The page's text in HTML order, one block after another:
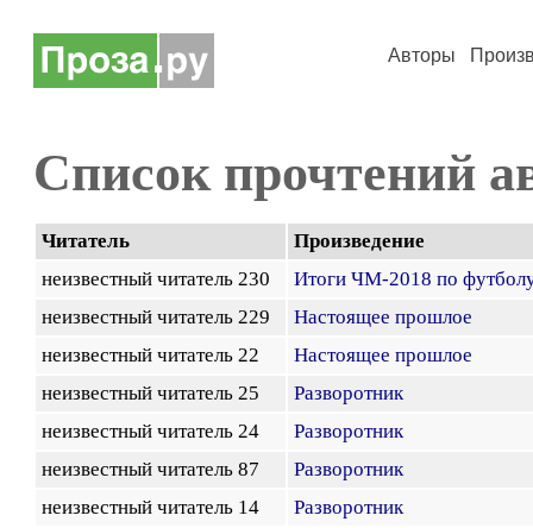
Авторы
Список прочтений
Читатель
Произведение
неизвестный читатель 230
Итоги ЧМ-2018 по
неизвестный читатель 229
Настоящее прошлое
неизвестный читатель 22
Настоящее прошлое
неизвестный читатель 25
Разворотник
неизвестный читатель 24
Разворотник
неизвестный читатель 87
Разворотник
неизвестный читатель 14
Разворотник